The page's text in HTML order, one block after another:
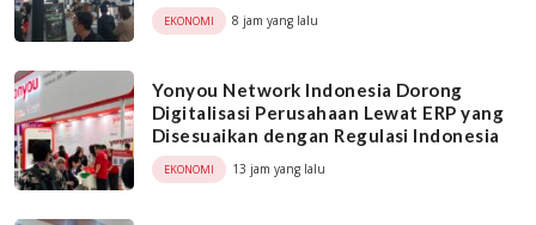
EKONOMI 8 jam yang lalu
Yonyou Network Indonesia Dorong
Digitalisasi Perusahaan Lewat ERP yang
Disesuaikan dengan Regulasi Indonesia
EKONOMI 13 jam yang lalu